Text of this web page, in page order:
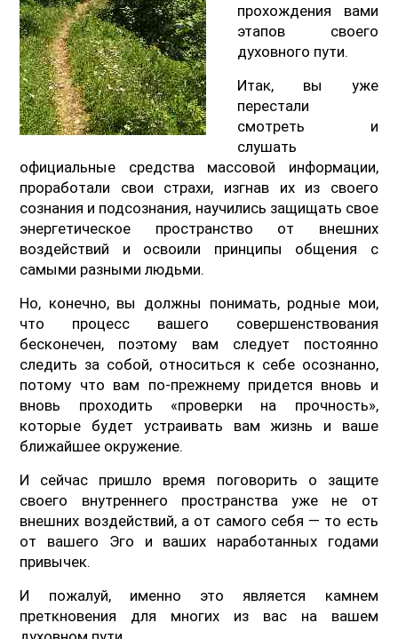
прохождения вами
этапов своего
духовного пути.
Итак, вы уже
перестали
смотреть и
слушать
официальные средства массовой информации,
проработали свои страхи, изгнав их из своего
сознания и подсознания, научились защищать свое
энергетическое пространство от внешних
воздействий и освоили принципы общения с
самыми разными людьми.
Но, конечно, вы должны понимать, родные мои,
что процесс вашего совершенствования
бесконечен, поэтому вам следует постоянно
следить за собой, относиться к себе осознанно,
потому что вам по-прежнему придется вновь и
вновь проходить «проверки на прочность»,
которые будет устраивать вам жизнь и ваше
ближайшее окружение.
И сейчас пришло время поговорить о защите
своего внутреннего пространства уже не от
внешних воздействий, а от самого себя — то есть
от вашего Эго и ваших наработанных годами
привычек.
И пожалуй, именно это является камнем
преткновения для многих из вас на вашем